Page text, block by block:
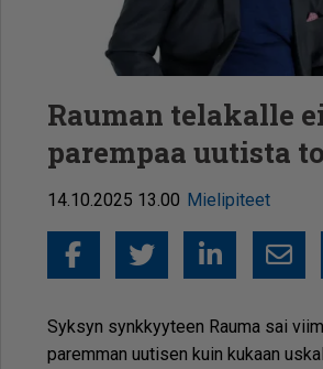
Rauman telakalle
parempaa uutista
14.10.2025 13.00 Mielipiteet
FacebookTwitter
Syk­syn synk­kyy­teen Rau­ma sai
pa­rem­man uu­ti­sen kuin ku­kaan